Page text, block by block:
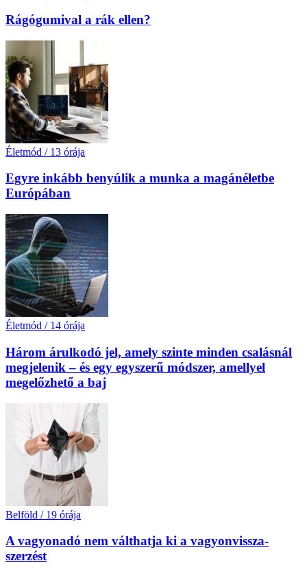
Rágógumival a rák ellen?
Életmód / 13 órája
Egyre inkább benyúlik a munka a magánéletbe
Európában
Életmód / 14 órája
Három árulkodó jel, amely szinte minden csalásnál
megjelenik – és egy egyszerű módszer, amellyel
megelőzhető a baj
Belföld / 19 órája
A vagyonadó nem válthatja ki a vagyon­vissza­
szerzést